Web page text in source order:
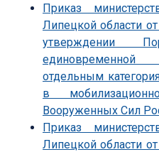
Приказ
Липецкой области
утверждении
отдельным
в
Вооруженных Сил
Приказ
Липецкой области